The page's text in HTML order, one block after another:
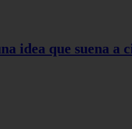
idea que suena a